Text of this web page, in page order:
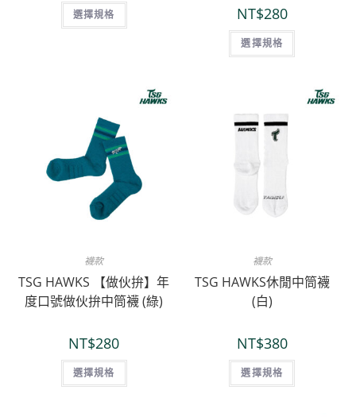
選擇規格 NT$280
選擇規格
襪款
TSG HAWKS 【做伙拚】年
度口號做伙拚中筒襪 (綠)
NT$280
選擇規格
襪款
TSG HAWKS休閒中筒襪
(白)
NT$380
選擇規格